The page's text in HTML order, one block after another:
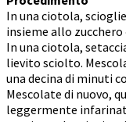
In una ciotola,
insieme allo
In una ciotola,
lievito sciolto.
una decina di minuti
Mescolate di nuovo,
leggermente